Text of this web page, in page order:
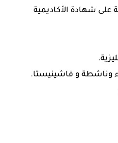
على شهادة الأكاديمية
وناشطة و فاشينيستا.